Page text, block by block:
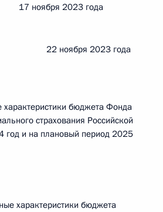
2023 года
ноября 2023 года
характеристики бюджета Фонда
страхования Российской
год и на плановый период 2025
характеристики бюджета